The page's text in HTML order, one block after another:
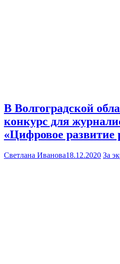
В Волгоградской
конкурс для
«Цифровое развитие
Светлана Иванова18.12.2020 За